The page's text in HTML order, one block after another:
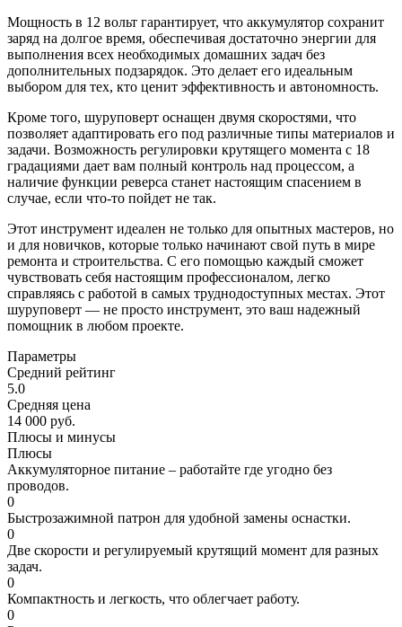
Мощность в 12 вольт гарантирует, что аккумулятор сохранит
заряд на долгое время, обеспечивая достаточно энергии для
выполнения всех необходимых домашних задач без
дополнительных подзарядок. Это делает его идеальным
выбором для тех, кто ценит эффективность и автономность.
Кроме того, шуруповерт оснащен двумя скоростями, что
позволяет адаптировать его под различные типы материалов и
задачи. Возможность регулировки крутящего момента с 18
градациями дает вам полный контроль над процессом, а
наличие функции реверса станет настоящим спасением в
случае, если что-то пойдет не так.
Этот инструмент идеален не только для опытных мастеров, но
и для новичков, которые только начинают свой путь в мире
ремонта и строительства. С его помощью каждый сможет
чувствовать себя настоящим профессионалом, легко
справляясь с работой в самых труднодоступных местах. Этот
шуруповерт — не просто инструмент, это ваш надежный
помощник в любом проекте.
Параметры
Средний рейтинг
5.0
Средняя цена
14 000 руб.
Плюсы и минусы
Плюсы
Аккумуляторное питание – работайте где угодно без
проводов.
0
Быстрозажимной патрон для удобной замены оснастки.
0
Две скорости и регулируемый крутящий момент для разных
задач.
0
Компактность и легкость, что облегчает работу.
0